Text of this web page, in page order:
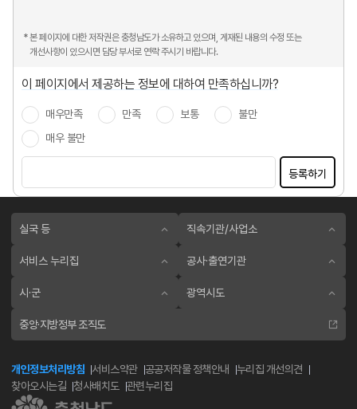
* 본 페이지에 대한 저작권은 충청남도가 소유하고 있으며, 게재된 내용의 수정 또는
개선사항이 있으시면 담당 부서로 연락 주시기 바랍니다.
이 페이지에서 제공하는 정보에 대하여 만족하십니까?
매우만족 만족 보통
불만
매우 불만
등록하기
실국 등 직속기관/사업소
서비스 누리집 공사·출연기관
시·군 광역시도
중앙·지방정부 조직도
개인정보처리방침 서비스약관 공공저작물 정책안내
누리집 개선의견
찾아오시는길
청사배치도 관련누리집